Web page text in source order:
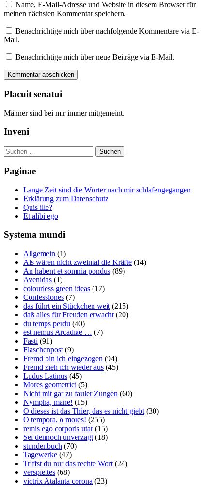
Name, E-Mail-Adresse und Website in diesem Browser für
meinen nächsten Kommentar speichern.
Benachrichtige mich über nachfolgende Kommentare via E-
Mail.
Benachrichtige mich über neue Beiträge via E-Mail.
Placuit senatui
Männer sind bei mir immer mitgemeint.
Inveni
Suchen
nach:
Paginae
Lange Zeit sind die Wörter nach mir schlafengegangen
Erklärung zum Datenschutz
Quis ille?
Et alibi ego
Systema mundi
Allgemein (1)
Als wären nicht zweimal die Kräfte (14)
An habent et somnia pondus (89)
Avenidas (1)
colourless green ideas (17)
Confessiones (7)
das führt ein Stückchen weit (215)
daß alles für Freuden erwacht (20)
du temps perdu (40)
est nemus Arcadiae … (7)
Fasti (91)
Flaschenpost (9)
Fremd bin ich eingezogen (94)
Fremd zieh ich wieder aus (45)
Ludus Latinus (45)
Mores geometrici (5)
Nicht mit gar zu fauler Zungen (60)
Nympha, mane! (15)
O dieses ist das Thier, das es nicht giebt (30)
O tempora, o mores! (255)
remis ego corporis utar(15)
Sei dennoch unverzagt (18)
stundenbuch (70)
Tagewerke (47)
Triffst du nur das rechte Wort (24)
verspieltes (68)
victrix Atalanta corona (23)